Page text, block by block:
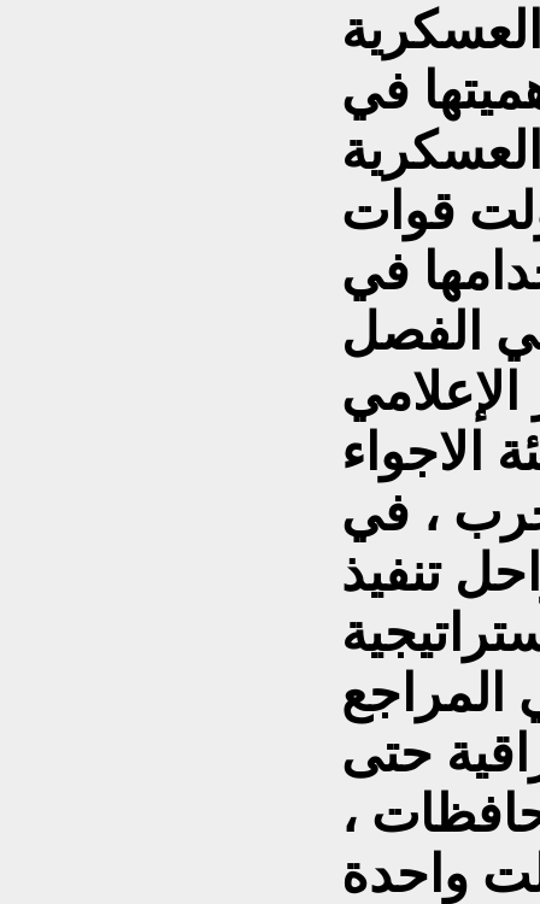
في
قوات
في
الفصل
الإعلامي
الاجواء
، في
تنفيذ
المراجع
حتى
،
واحدة